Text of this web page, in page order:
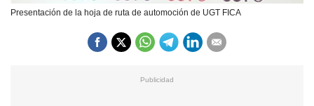
Presentación de la hoja de ruta de automoción de UGT FICA